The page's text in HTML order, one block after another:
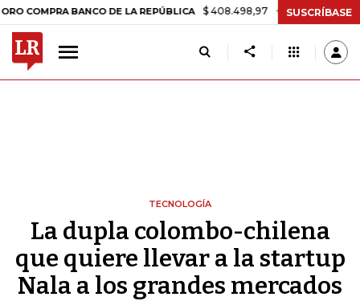
BANCO DE LA REPÚBLICA $ 408.498,97 +$ 8.753,81 +2,19%
SUSCRÍBASE
TECNOLOGÍA
La dupla colombo-chilena
que quiere llevar a la startup
Nala a los grandes mercados